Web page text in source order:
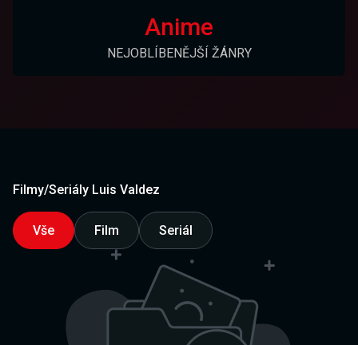
Anime
NEJOBLÍBENĚJŠÍ ŽÁNRY
Filmy/Seriály Luis Valdez
Vše Film Seriál